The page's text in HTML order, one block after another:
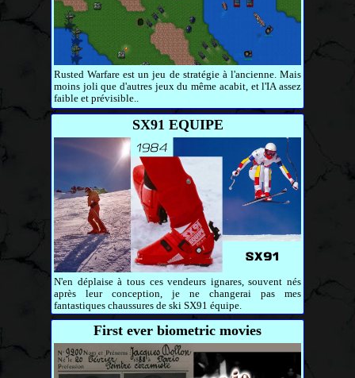
Rusted Warfare est un jeu de stratégie à l'ancienne. Mais
moins joli que d'autres jeux du même acabit, et l'IA assez
faible et prévisible..
SX91 EQUIPE
N'en déplaise à tous ces vendeurs ignares, souvent nés
après leur conception, je ne changerai pas mes
fantastiques chaussures de ski SX91 équipe.
First ever biometric movies